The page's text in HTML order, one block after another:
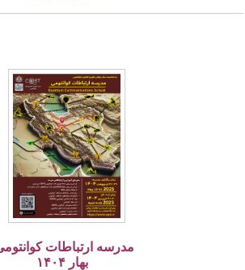
مدرسه ارتباطات کوانتومی،
بهار ۱۴۰۴